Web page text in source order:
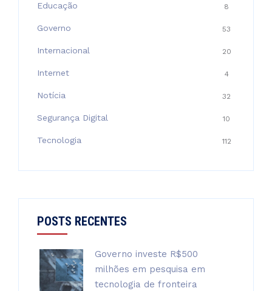
Educação 8
Governo 53
Internacional 20
Internet 4
Notícia 32
Segurança Digital 10
Tecnologia 112
POSTS RECENTES
Governo investe R$500
milhões em pesquisa em
tecnologia de fronteira